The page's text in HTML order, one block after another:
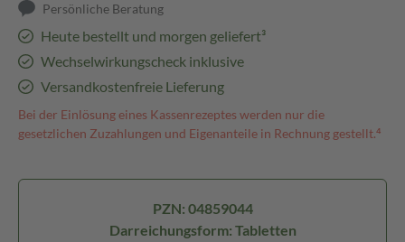
Persönliche Beratung
Heute bestellt und morgen geliefert³
Wechselwirkungscheck inklusive
Versandkostenfreie Lieferung
Bei der Einlösung eines Kassenrezeptes werden nur die
gesetzlichen Zuzahlungen und Eigenanteile in Rechnung gestellt.⁴
PZN: 04859044
Darreichungsform: Tabletten